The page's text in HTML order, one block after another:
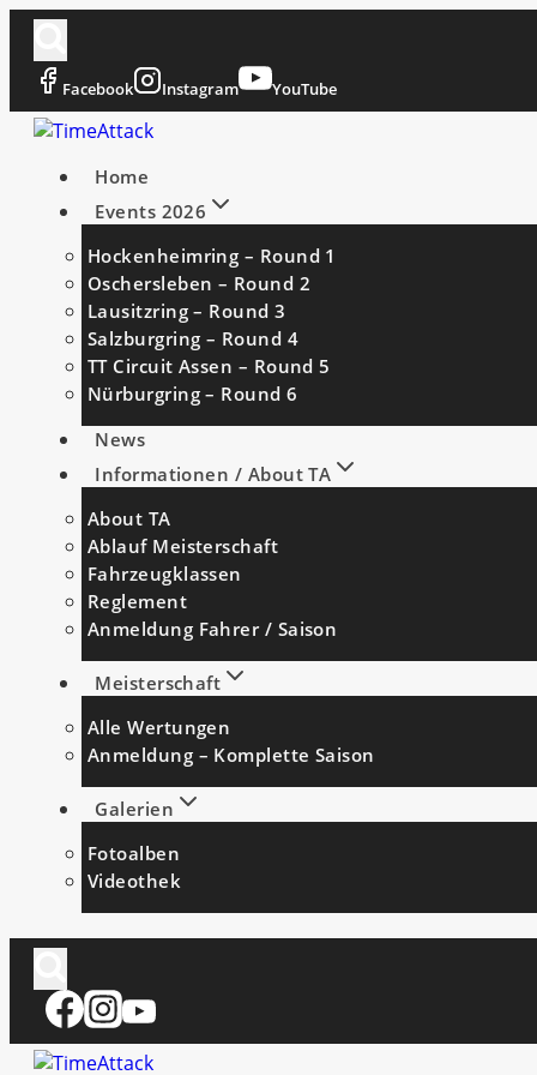
Zum
springen
Facebook Instagram YouTube
Home
Events 2026
Hockenheimring – Round 1
Oschersleben – Round 2
Lausitzring – Round 3
Salzburgring – Round 4
TT Circuit Assen – Round 5
Nürburgring – Round 6
News
Informationen / About TA
About TA
Ablauf Meisterschaft
Fahrzeugklassen
Reglement
Anmeldung Fahrer / Saison
Meisterschaft
Alle Wertungen
Anmeldung – Komplette Saison
Galerien
Fotoalben
Videothek